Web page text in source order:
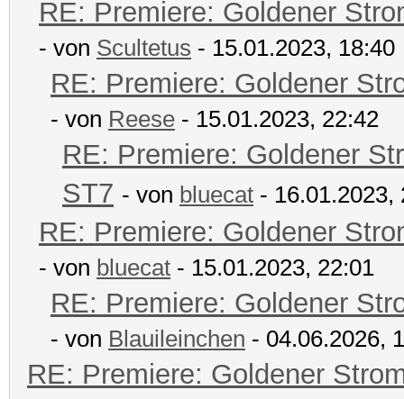
RE: Premiere: Goldener
- von Scultetus - 15.01.2023, 18:40
RE: Premiere: Goldener
- von Reese - 15.01.2023, 22:42
RE: Premiere: Goldener
ST7 - von bluecat - 16.01.2023,
RE: Premiere: Goldener
- von bluecat - 15.01.2023, 22:01
RE: Premiere: Goldener
- von Blauileinchen - 04.06.2026,
RE: Premiere: Goldener